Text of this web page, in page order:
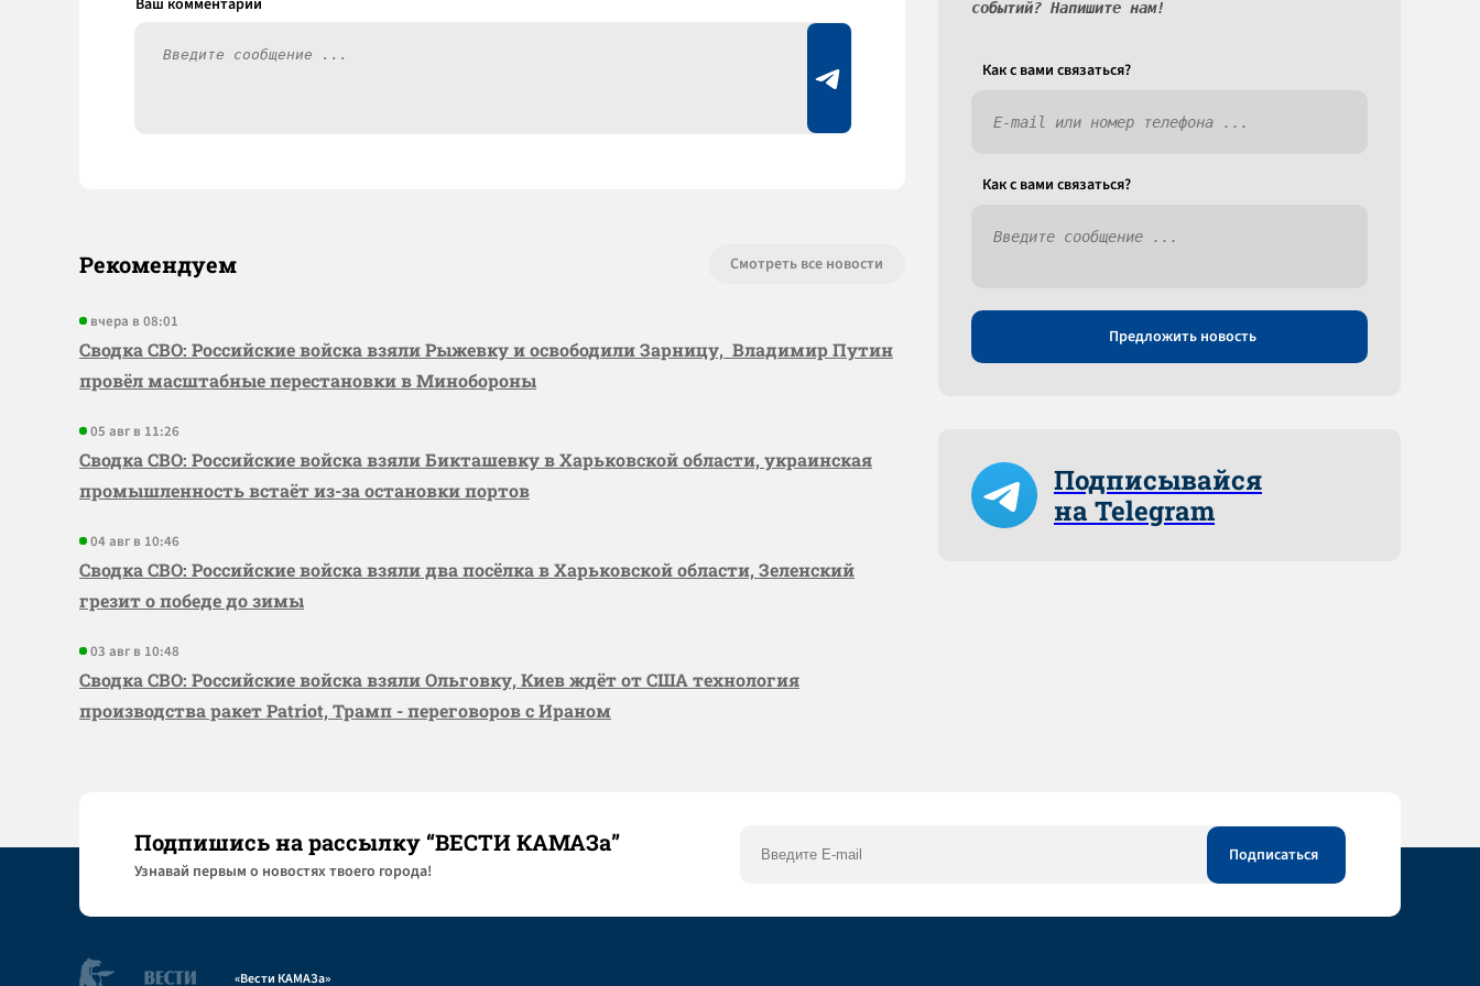
Рекомендуем Смотреть все новости
вчера в 08:01
Сводка СВО: Российские войска взяли Рыжевку и освободили Зарницу, Владимир Путин
провёл масштабные перестановки в Минобороны
05 авг в 11:26
Сводка СВО: Российские войска взяли Бикташевку в Харьковской области, украинская
промышленность встаёт из-за остановки портов
04 авг в 10:46
Сводка СВО: Российские войска взяли два посёлка в Харьковской области, Зеленский
грезит о победе до зимы
03 авг в 10:48
Сводка СВО: Российские войска взяли Ольговку, Киев ждёт от США технология
производства ракет Patriot, Трамп - переговоров с Ираном
событий? Напишите нам!
Как c вами связаться?
Как c вами связаться?
Предложить новость
Подписывайся
на Telegram
Подпишись на рассылку “ВЕСТИ КАМАЗа”
Узнaвай первым о новостях твоего города!
«Вести КАМАЗа»